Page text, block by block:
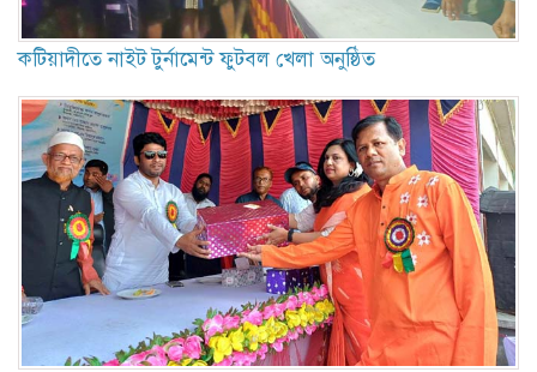
কটিয়াদীতে নাইট টুর্নামেন্ট ফুটবল খেলা অনুষ্ঠিত